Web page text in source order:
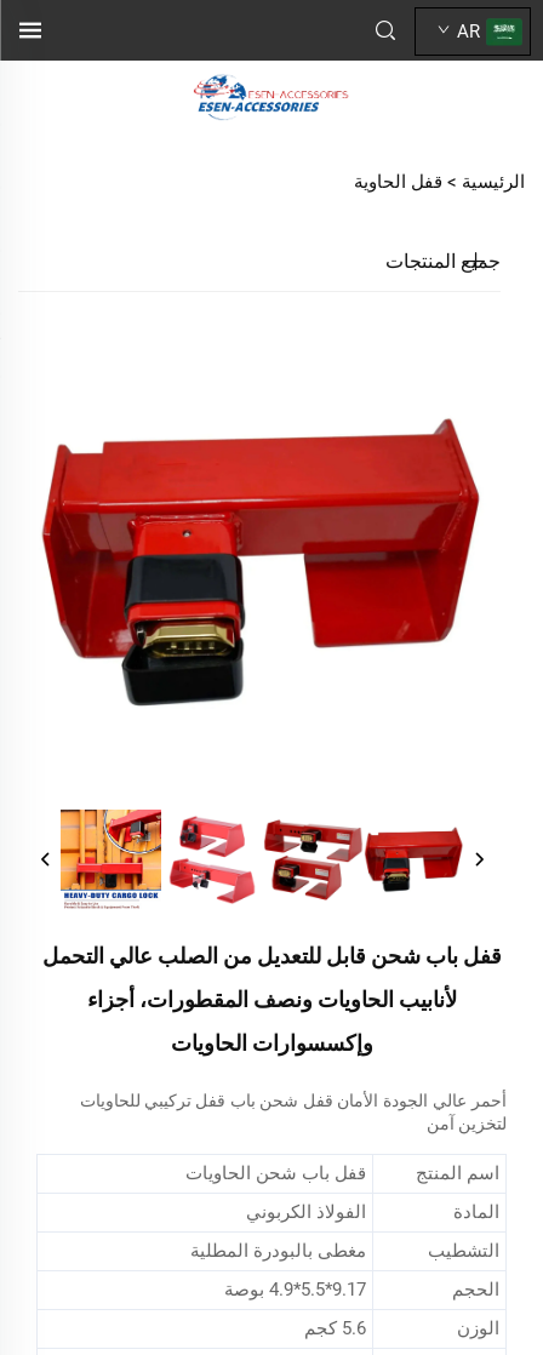
AR
الرئيسية > قفل الحاوية
جميع المنتجات
قفل باب شحن قابل للتعديل من الصلب عالي التحمل
لأنابيب الحاويات ونصف المقطورات، أجزاء
وإكسسوارات الحاويات
أحمر عالي الجودة الأمان قفل شحن باب قفل تركيبي للحاويات
لتخزين آمن
اسم المنتج
قفل باب شحن الحاويات
المادة
الفولاذ الكربوني
التشطيب
مغطى بالبودرة المطلية
الحجم
9.17*5.5*4.9 بوصة
الوزن
5.6 كجم